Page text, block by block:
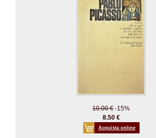
10.00 € -15%
8.50 €
Acquista online